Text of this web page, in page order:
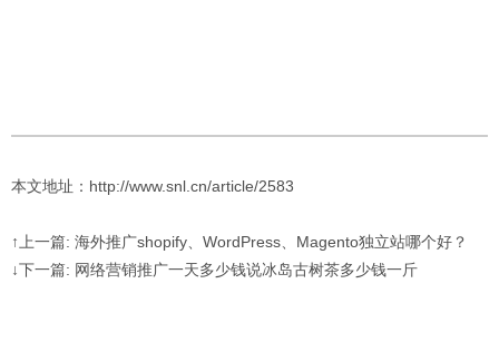
本文地址：http://www.snl.cn/article/2583
↑上一篇: 海外推广shopify、WordPress、Magento独立站哪个好？
↓下一篇: 网络营销推广一天多少钱说冰岛古树茶多少钱一斤